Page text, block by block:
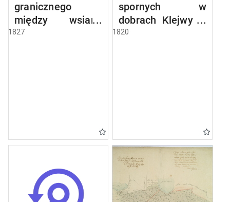
granicznego
między wsiami
Bzury
1827
spornych w
dobrach Klejwy w
powiecie
1820